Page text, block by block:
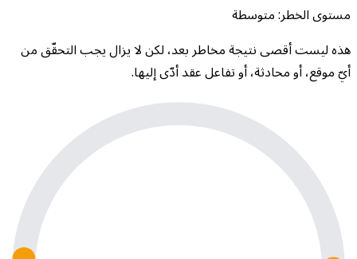
مستوى الخطر: متوسطة
هذه ليست أقصى نتيجة مخاطر بعد، لكن لا يزال يجب التحقّق من
أيّ موقع، أو محادثة، أو تفاعل عقد أدّى إليها.